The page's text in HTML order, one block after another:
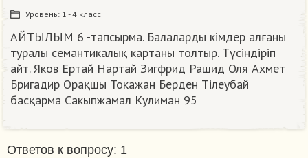
Уровень: 1 - 4 класс
АЙТЫЛЫМ 6 -тапсырма. Балаларды кiмдер алғаны
туралы семантикалық картаны толтыр. Түсiндiрiп
айт. Яков Ертай Нартай Зигфрид Рашид Оля Ахмет
Бригадир Орақшы Токажан Берден Тiлеубай
басқарма Сакыпжамал Кулиман 95​
Ответов к вопросу: 1